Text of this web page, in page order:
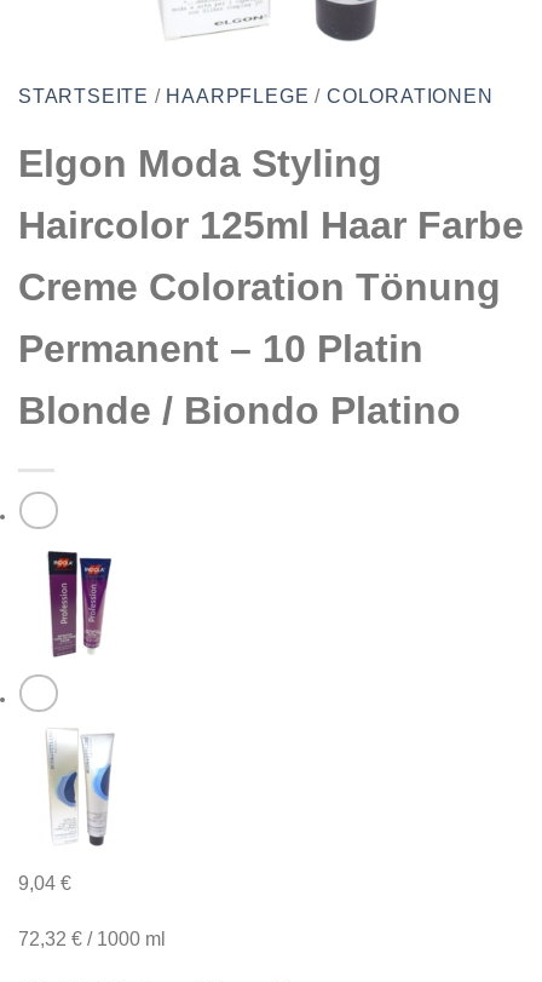
STARTSEITE / HAARPFLEGE / COLORATIONEN
Elgon Moda Styling
Haircolor 125ml Haar Farbe
Creme Coloration Tönung
Permanent – 10 Platin
Blonde / Biondo Platino
9,04 €
72,32 € / 1000 ml